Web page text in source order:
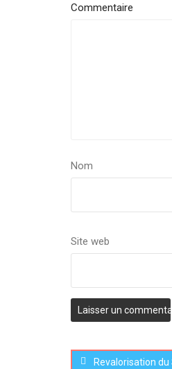
Commentaire
Nom
Site web
Revalorisation du SMIC depuis le